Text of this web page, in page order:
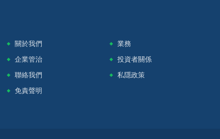
關於我們
業務
企業管治
投資者關係
聯絡我們
私隱政策
免責聲明